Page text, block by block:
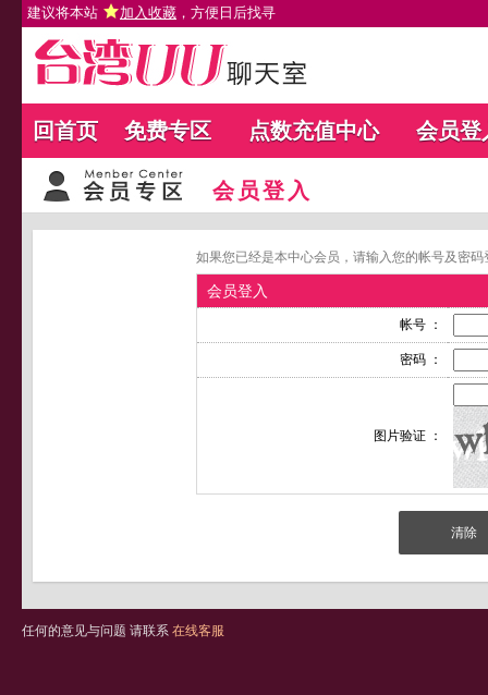
建议将本站 加入收藏 ，方便日后找寻
回首页 免费专区 点数充值中心 会员登
会员登入
如果您已经是本中心会员，请输入您的帐号及密
会员登入
帐号 ：
密码 ：
图片验证 ：
任何的意见与问题 请联系 在线客服